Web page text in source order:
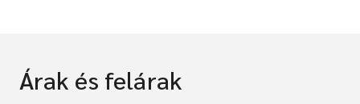
Árak és felárak